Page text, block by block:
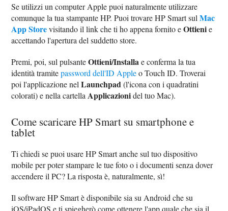
Se utilizzi un computer Apple puoi naturalmente utilizzare
comunque la tua stampante HP. Puoi trovare HP Smart sulMac
App Storevisitando il link che ti ho appena fornito eOttienie
accettando l'apertura del suddetto store.
Premi, poi, sul pulsanteOttieni/Installa e conferma la tua
identità tramitepassword dell'ID Appleo Touch ID. Troverai
poi l'applicazione nelLaunchpad (l'icona con i quadratini
colorati) e nella cartella Applicazionidel tuo Mac).
Come scaricare HP Smart su smartphone e
tablet
Ti chiedi se puoi usare HP Smart anche sul tuo dispositivo
mobile per poter stampare le tue foto o i documenti senza dover
accendere il PC? La risposta è, naturalmente, sì!
Il software HP Smart è disponibile sia su Android che su
iOS/iPadOS e ti spiegherò come ottenere l'app quale che sia il